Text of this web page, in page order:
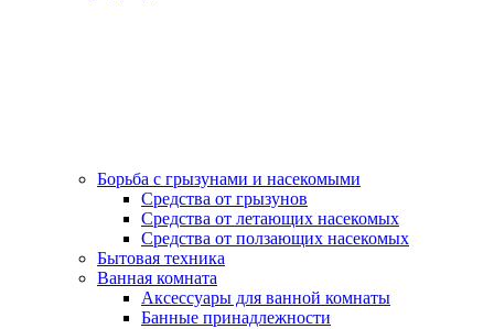
Борьба с грызунами и насекомыми
Средства от грызунов
Средства от летающих насекомых
Средства от ползающих насекомых
Бытовая техника
Ванная комната
Аксессуары для ванной комнаты
Банные принадлежности